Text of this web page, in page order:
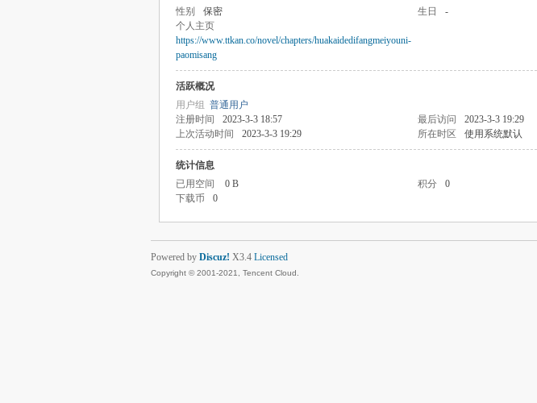
性别 保密 生日
-
个人主页
https://www.ttkan.co/novel/chapters/huakaidedifangmeiyouni-
paomisang
活跃概况
用户组 普通用户
注册时间
2023-3-3 18:57 最后访问
2023-3-3 19:29
上次活动时间
2023-3-3 19:29 所在时区 使用系统默认
统计信息
已用空间
0 B 积分
0
下载币
0
Powered by Discuz! X3.4 Licensed
Copyright © 2001-2021, Tencent Cloud.